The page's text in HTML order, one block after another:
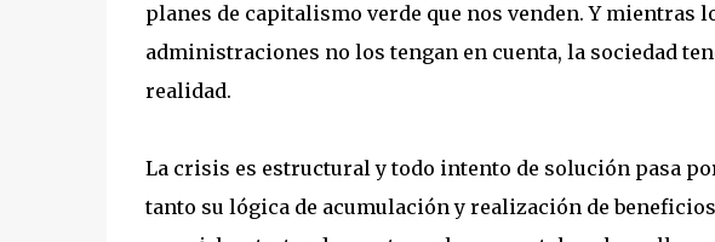
planes de capitalismo verde que nos venden. Y mientras
administraciones no los tengan en cuenta, la sociedad
realidad.
La crisis es estructural y todo intento de solución pasa
tanto su lógica de acumulación y realización de